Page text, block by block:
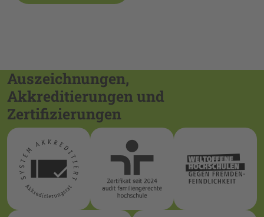
Auszeichnungen,
Akkreditierungen und
Zertifizierungen